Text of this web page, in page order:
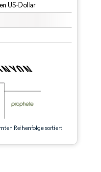
US-Dollar
Reihenfolge sortiert
Namensnennung gemäß CC BY 4.0.